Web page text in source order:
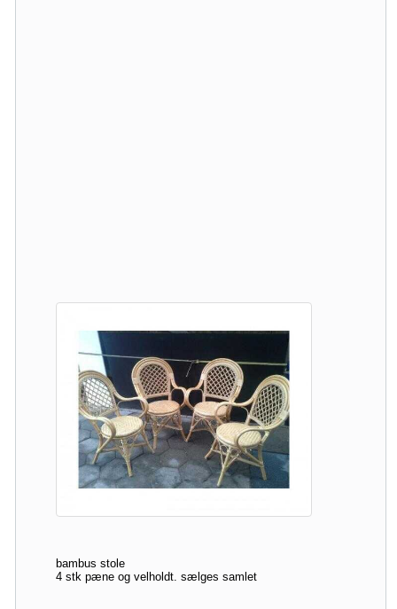
bambus stole
4 stk pæne og velholdt. sælges samlet